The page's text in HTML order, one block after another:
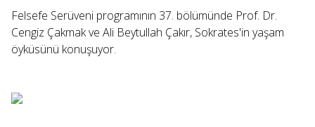
Felsefe Serüveni programının 37. bölümünde Prof. Dr.
Cengiz Çakmak ve Ali Beytullah Çakır, Sokrates'in yaşam
öyküsünü konuşuyor.